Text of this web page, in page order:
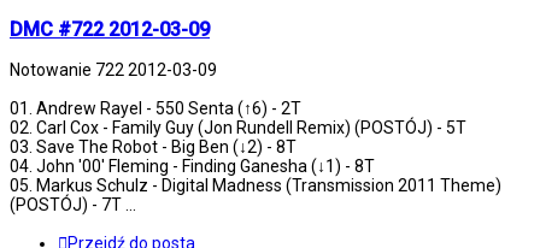
DMC #722 2012-03-09
Notowanie 722 2012-03-09
01. Andrew Rayel - 550 Senta (↑6) - 2T
02. Carl Cox - Family Guy (Jon Rundell Remix) (POSTÓJ) - 5T
03. Save The Robot - Big Ben (↓2) - 8T
04. John '00' Fleming - Finding Ganesha (↓1) - 8T
05. Markus Schulz - Digital Madness (Transmission 2011 Theme)
(POSTÓJ) - 7T ...
Przejdź do posta